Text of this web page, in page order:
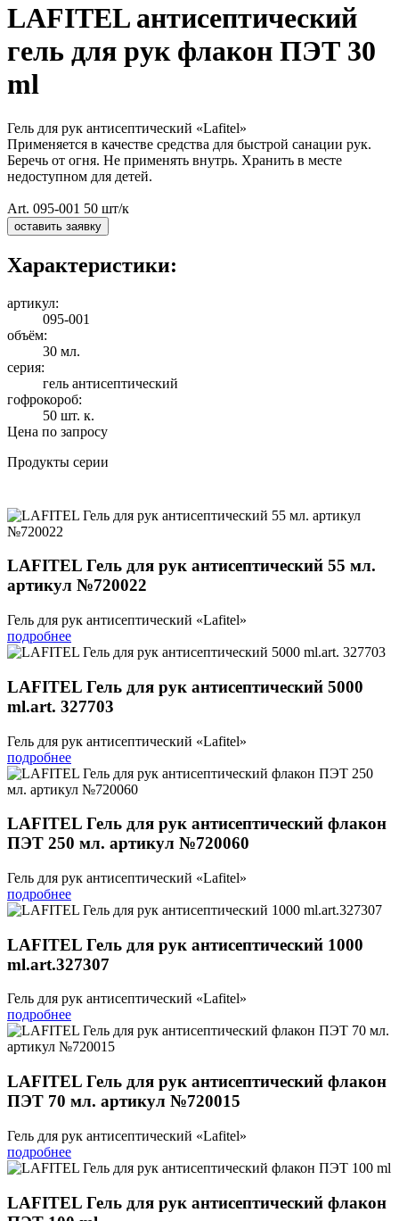
LAFITEL антисептический
гель для рук флакон ПЭТ 30
ml
Гель для рук антисептический «Lafitel»
Применяется в качестве средства для быстрой санации рук.
Беречь от огня. Не применять внутрь. Хранить в месте
недоступном для детей.
Art. 095-001 50 шт/к
оставить заявку
Характеристики:
артикул:
095-001
объём:
30 мл.
серия:
гель антисептический
гофрокороб:
50 шт. к.
Цена по запросу
Продукты серии
LAFITEL Гель для рук антисептический 55 мл.
артикул №720022
Гель для рук антисептический «Lafitel»
подробнее
LAFITEL Гель для рук антисептический 5000
ml.art. 327703
Гель для рук антисептический «Lafitel»
подробнее
LAFITEL Гель для рук антисептический флакон
ПЭТ 250 мл. артикул №720060
Гель для рук антисептический «Lafitel»
подробнее
LAFITEL Гель для рук антисептический 1000
ml.art.327307
Гель для рук антисептический «Lafitel»
подробнее
LAFITEL Гель для рук антисептический флакон
ПЭТ 70 мл. артикул №720015
Гель для рук антисептический «Lafitel»
подробнее
LAFITEL Гель для рук антисептический флакон